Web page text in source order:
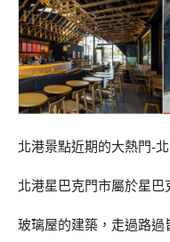
北港景點近期的大熱門-
北港星巴克門市屬於星巴
玻璃屋的建築，走過路過